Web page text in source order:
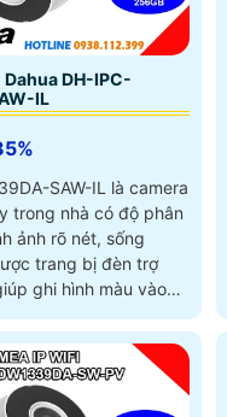
DH-IPC-
IL
SAW-IL là camera
trong nhà có độ phân
ảnh rõ nét, sống
ghi hình màu vào
hợp cho âm thanh rõ